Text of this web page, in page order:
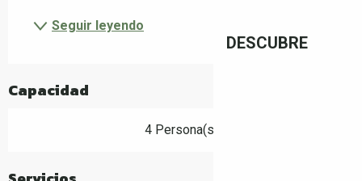
DESCUBRE
Seguir leyendo
Capacidad
4 Persona(s)